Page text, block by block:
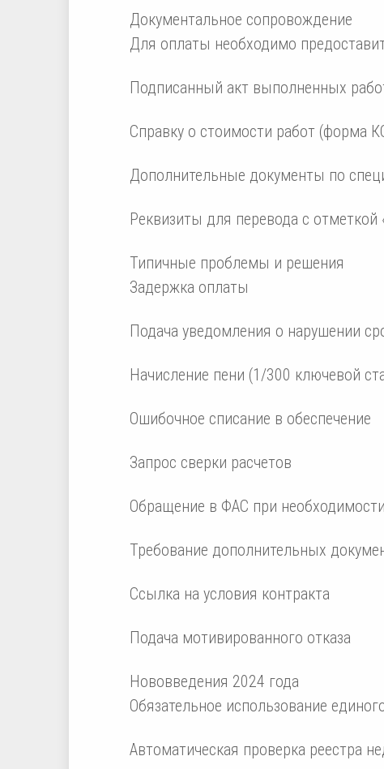
Документальное сопровождение
Для оплаты необходимо
Подписанный акт выполненных
Справку о стоимости работ (форма
Дополнительные документы по
Реквизиты для перевода с
Типичные проблемы и решения
Задержка оплаты
Подача уведомления о нарушении
Начисление пени (1/300 ключевой
Ошибочное списание в обеспечение
Запрос сверки расчетов
Обращение в ФАС при необходимости
Требование дополнительных
Ссылка на условия контракта
Подача мотивированного отказа
Нововведения 2024 года
Обязательное использование
Автоматическая проверка реестра